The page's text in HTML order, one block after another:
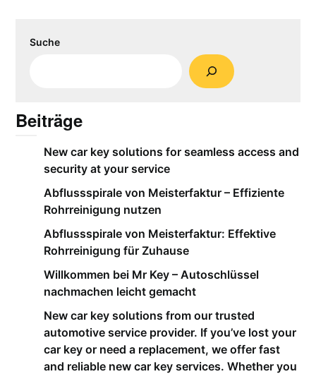
Suche
Beiträge
New car key solutions for seamless access and
security at your service
Abflussspirale von Meisterfaktur – Effiziente
Rohrreinigung nutzen
Abflussspirale von Meisterfaktur: Effektive
Rohrreinigung für Zuhause
Willkommen bei Mr Key – Autoschlüssel
nachmachen leicht gemacht
New car key solutions from our trusted
automotive service provider. If you’ve lost your
car key or need a replacement, we offer fast
and reliable new car key services. Whether you